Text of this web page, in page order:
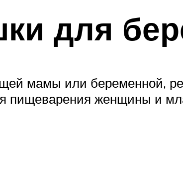
для
мамы или беременной,
пищеварения женщины и